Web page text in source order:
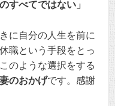
すべてではない」
に自分の人生を前に
職という手段をとっ
のような選択をする
のおかげです。感謝